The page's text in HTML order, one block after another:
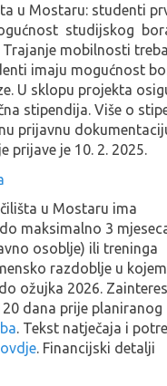
u Mostaru: studenti
studijskog
mobilnosti
imaju mogućnost
U sklopu projekta
stipendija. Više o
prijavnu
prijave je 10. 2. 2025.
u Mostaru ima
maksimalno 3
osoblje) ili treninga
razdoblje u
ožujka 2026.
dana prije planiranog
. Tekst natječaja i
ovdje. Financijski detalji